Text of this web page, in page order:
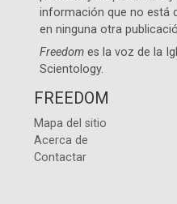
información que no está
en ninguna otra
Freedom es la voz de la
Scientology.
FREEDOM
Mapa del sitio
Acerca de
Contactar